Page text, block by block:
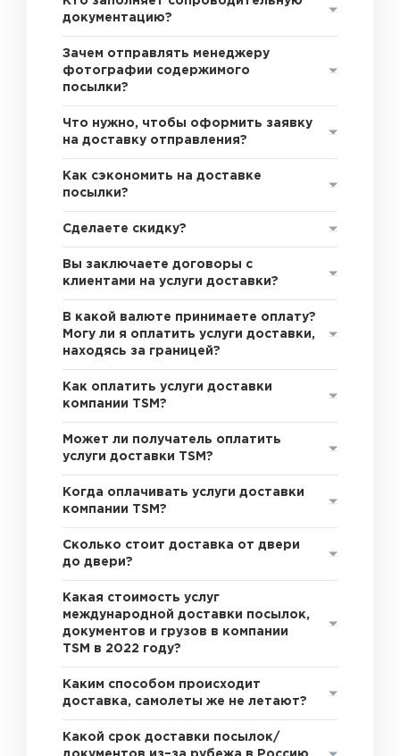
документацию?
Зачем отправлять менеджеру
фотографии содержимого
посылки?
Что нужно, чтобы оформить заявку
на доставку отправления?
Как сэкономить на доставке
посылки?
Сделаете скидку?
Вы заключаете договоры с
клиентами на услуги доставки?
В какой валюте принимаете оплату?
Могу ли я оплатить услуги доставки,
находясь за границей?
Как оплатить услуги доставки
компании TSM?
Может ли получатель оплатить
услуги доставки TSM?
Когда оплачивать услуги доставки
компании TSM?
Сколько стоит доставка от двери
до двери?
Какая стоимость услуг
международной доставки посылок,
документов и грузов в компании
TSM в 2022 году?
Каким способом происходит
доставка, самолеты же не летают?
Какой срок доставки посылок/